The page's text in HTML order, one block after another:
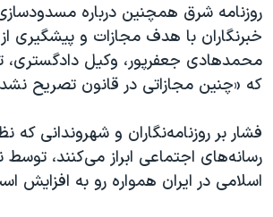
روزنامه شرق همچنین درباره
خبرنگاران با هدف مجازات و پیشگیری
محمدهادی جعفرپور، وکیل دادگستری،
که «چنین مجازاتی در قانون تصریح
فشار بر روزنامه‌نگاران و شهروندانی که
رسانه‌های اجتماعی ابراز می‌کنند،
اسلامی در ایران همواره رو به افزایش